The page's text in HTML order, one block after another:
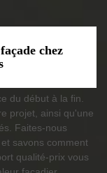
chez
du début à la fin.
projet, ainsi qu'une
Faites-nous
savons comment
qualité-prix vous